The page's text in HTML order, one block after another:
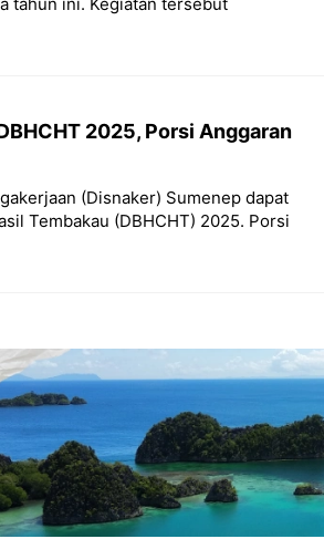
2025, Porsi Anggaran
(Disnaker) Sumenep dapat
Tembakau (DBHCHT) 2025. Porsi